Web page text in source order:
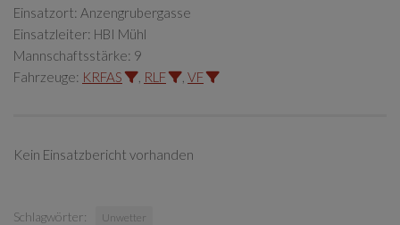
Einsatzort: Anzengrubergasse
Einsatzleiter: HBI Mühl
Mannschaftsstärke: 9
Fahrzeuge: KRFAS RLF VF
Kein Einsatzbericht vorhanden
Schlagwörter: Unwetter